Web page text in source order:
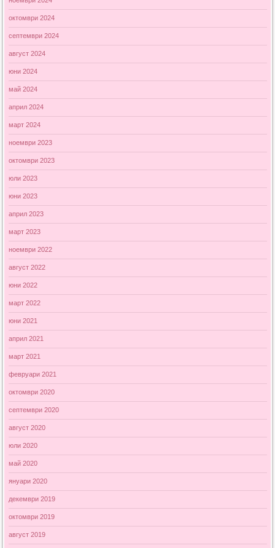
октомври 2024
септември 2024
август 2024
юни 2024
май 2024
април 2024
март 2024
ноември 2023
октомври 2023
юли 2023
юни 2023
април 2023
март 2023
ноември 2022
август 2022
юни 2022
март 2022
юни 2021
април 2021
март 2021
февруари 2021
октомври 2020
септември 2020
август 2020
юли 2020
май 2020
януари 2020
декември 2019
октомври 2019
август 2019